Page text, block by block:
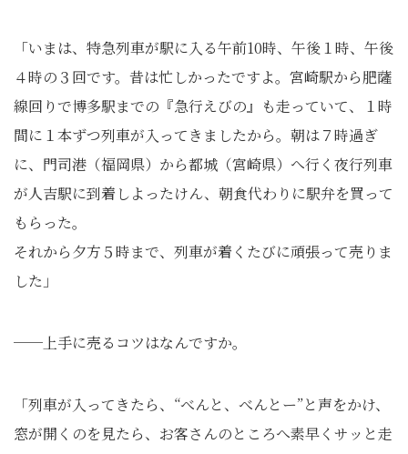
「いまは、特急列車が駅に入る午前10時、午後１時、午後
４時の３回です。昔は忙しかったですよ。宮崎駅から肥薩
線回りで博多駅までの『急行えびの』も走っていて、１時
間に１本ずつ列車が入ってきましたから。朝は７時過ぎ
に、門司港（福岡県）から都城（宮崎県）へ行く夜行列車
が人吉駅に到着しよったけん、朝食代わりに駅弁を買って
もらった。
それから夕方５時まで、列車が着くたびに頑張って売りま
した」
──上手に売るコツはなんですか。
「列車が入ってきたら、“べんと、べんとー”と声をかけ、
窓が開くのを見たら、お客さんのところへ素早くサッと走